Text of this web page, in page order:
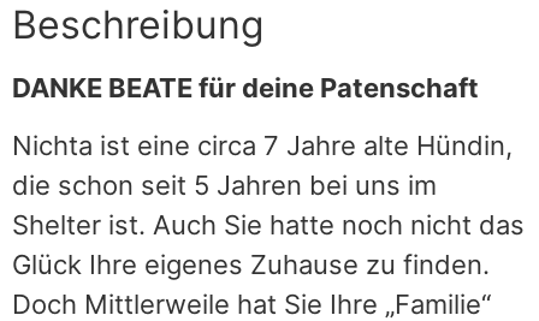
Beschreibung
DANKE BEATE für deine Patenschaft
Nichta ist eine circa 7 Jahre alte Hündin,
die schon seit 5 Jahren bei uns im
Shelter ist. Auch Sie hatte noch nicht das
Glück Ihre eigenes Zuhause zu finden.
Doch Mittlerweile hat Sie Ihre „Familie“